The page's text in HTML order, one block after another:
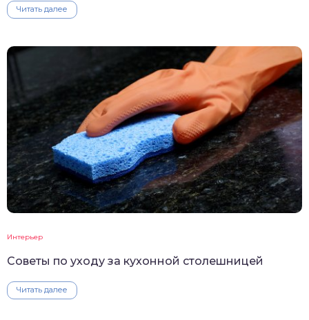
Читать далее
Интерьер
Советы по уходу за кухонной столешницей
Читать далее